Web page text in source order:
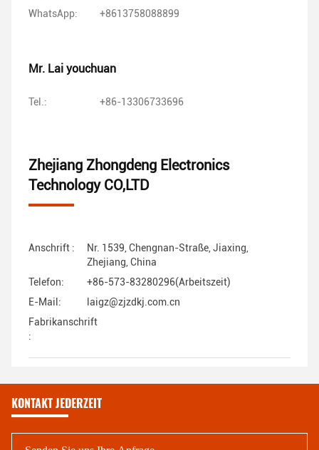
WhatsApp:
+8613758088899
Mr. Lai youchuan
Tel.: +86-13306733696
Zhejiang Zhongdeng Electronics
Technology CO,LTD
Anschrift :
Nr. 1539, Chengnan-Straße, Jiaxing,
Zhejiang, China
Telefon:
+86-573-83280296(Arbeitszeit)
E-Mail:
laigz@zjzdkj.com.cn
Fabrikanschrift
:
KONTAKT JEDERZEIT